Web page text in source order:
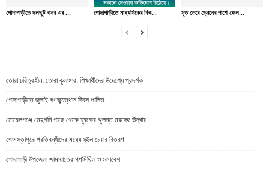
গোদাগাড়ীতে দলছুট বানর এর ... গোদাগাড়ীতে মাধ্যমিকের বিক... মৃত ভেবে ড্রেনের পাশে ফেল...
তোরা চরিত্রহীন, তোরা কুলাঙ্গার: শিক্ষার্থীদের উদেশ্যে প্রদর্শক
গোদাগাড়ীতে জুলাই গণভ্যুত্থান দিবস পালিত
মোরেলগঞ্জে মেহগনি গাছে থেকে যুবকের ঝুলন্ত মরদেহ উদ্ধার
গোমস্তাপুরে প্রতিবন্ধীদের মধ্যে হুইল চেয়ার বিতরণ
গোদাগাড়ী উপজেলা জামায়াতের গণমিছিল ও সমাবেশ